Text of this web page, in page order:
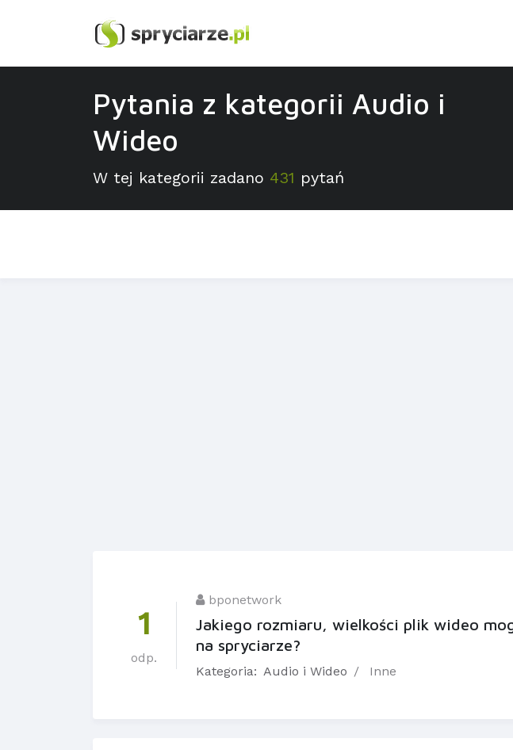
Pytania z kategorii Audio i
Wideo
W tej kategorii zadano 431 pytań
1
odp.
bponetwork
Jakiego rozmiaru, wielkości plik wideo
na spryciarze?
Kategoria: Audio i Wideo Inne